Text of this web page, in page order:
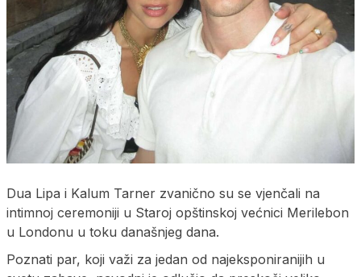
Dua Lipa i Kalum Tarner zvanično su se vjenčali na
intimnoj ceremoniji u Staroj opštinskoj većnici Merilebon
u Londonu u toku današnjeg dana.
Poznati par, koji važi za jedan od najeksponiranijih u